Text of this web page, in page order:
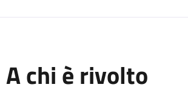
A chi è rivolto